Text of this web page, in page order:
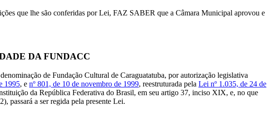
que lhe são conferidas por Lei, FAZ SABER que a Câmara Municipal aprovou e
DA FUNDACC
de Fundação Cultural de Caraguatatuba, por autorização legislativa
1995, e nº 801, de 10 de novembro de 1999, reestruturada pela Lei nº 1.035, de 24 de
da República Federativa do Brasil, em seu artigo 37, inciso XIX, e, no que
passará a ser regida pela presente Lei.